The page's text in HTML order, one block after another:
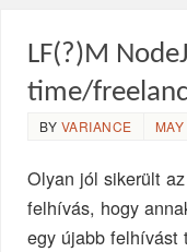
LF(?)M
time/
BY VARIANCE
Olyan jól sikerült
felhívás, hogy
egy újabb felhívást